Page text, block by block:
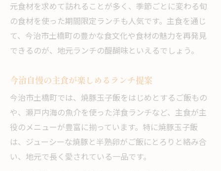
元食材を求めて訪れることが多く、季節ごとに変わる旬
の食材を使った期間限定ランチも人気です。主食を通じ
て、今治市土橋町の豊かな食文化や食材の魅力を再発見
できるのが、地元ランチの醍醐味といえるでしょう。
今治自慢の主食が楽しめるランチ提案
今治市土橋町では、焼豚玉子飯をはじめとするご飯もの
や、瀬戸内海の魚介を使った洋食ランチなど、主食が主
役のメニューが豊富に揃っています。特に焼豚玉子飯
は、ジューシーな焼豚と半熟卵がご飯にとろりと絡み合
い、地元で長く愛されている一品です。